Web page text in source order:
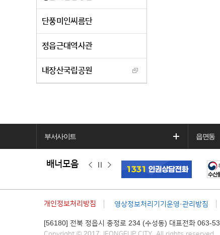
단풍미인씨름단
정읍근대역사관
내장산국립공원
부서사이트 읍면동
배너모음
개인정보처리방침 영상정보처리기기운영·관리방침
[56180] 전북 정읍시 충정로 234 (수성동) 대표전화 063-